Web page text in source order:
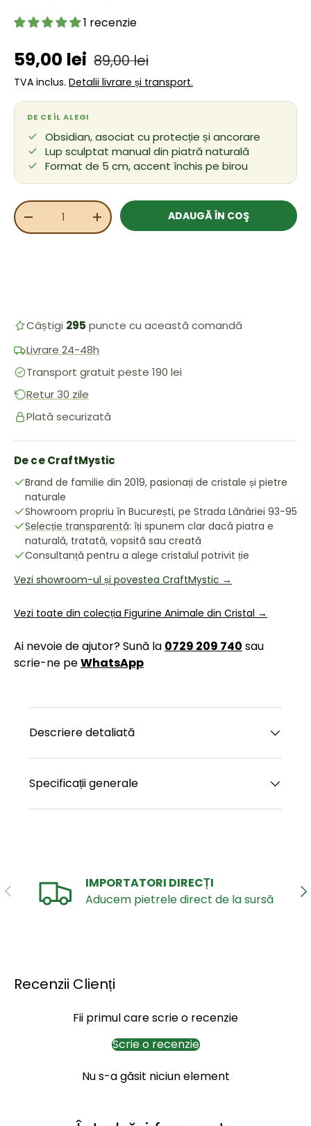
1 recenzie
Preț de vânzare
59,00 lei Preț obișnuit
89,00 lei
TVA inclus. Detalii livrare și transport.
DE CE ÎL ALEGI
Obsidian, asociat cu protecție și ancorare
Lup sculptat manual din piatră naturală
Format de 5 cm, accent închis pe birou
Cant.
REDUCEȚI CANTITATEAMĂRIȚI CANTITATEAADAUGĂ ÎN COŞ
Câștigi 295 puncte cu această comandă
Livrare 24-48h
Transport gratuit peste 190 lei
Retur 30 zile
Plată securizată
De ce CraftMystic
Brand de familie din 2019, pasionați de cristale și pietre
naturale
Showroom propriu în București, pe Strada Lânăriei 93-95
Selecție transparentă: îți spunem clar dacă piatra e
naturală, tratată, vopsită sau creată
Consultanță pentru a alege cristalul potrivit ție
Vezi showroom-ul și povestea CraftMystic →
Vezi toate din colecția Figurine Animale din Cristal →
Ai nevoie de ajutor? Sună la 0729 209 740 sau
scrie-ne peWhatsApp
Descriere detaliată
Specificații generale
ANTERIOR
IMPORTATORI DIRECȚI
Aducem pietrele direct de la sursă
Recenzii Clienți
Fii primul care scrie o recenzie
Scrie o recenzie
Nu s-a găsit niciun element